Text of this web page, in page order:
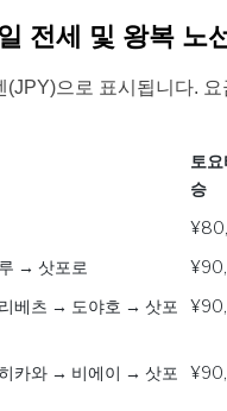
전세 및 왕복 노
(JPY)으로 표시됩니다.
토
승
토요
→ 삿포로
베츠 → 도야호 → 삿포
카와 → 비에이 → 삿포